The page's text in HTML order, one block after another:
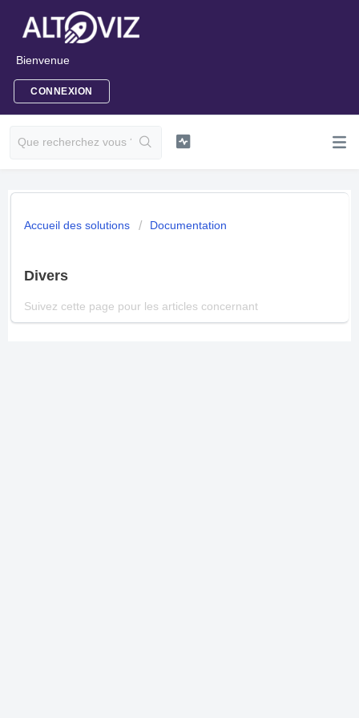
Bienvenue
CONNEXION
Accueil des solutions Documentation
Divers
Suivez cette page pour les articles concernant